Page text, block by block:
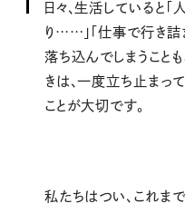
日々、生活していると
り……」「仕事で行き
落ち込んでしまうこと
きは、一度立ち止まっ
ことが大切です。
私たちはつい、これま